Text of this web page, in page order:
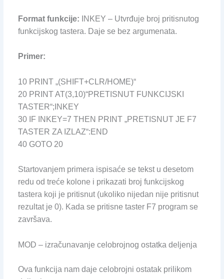
Format funkcije: INKEY – Utvrđuje broj pritisnutog
funkcijskog tastera. Daje se bez argumenata.
Primer:
10 PRINT „(SHIFT+CLR/HOME)“
20 PRINT AT(3,10)“PRETISNUT FUNKCIJSKI
TASTER“;INKEY
30 IF INKEY=7 THEN PRINT „PRETISNUT JE F7
TASTER ZA IZLAZ“:END
40 GOTO 20
Startovanjem primera ispisaće se tekst u desetom
redu od treće kolone i prikazati broj funkcijskog
tastera koji je pritisnut (ukoliko nijedan nije pritisnut
rezultat je 0). Kada se pritisne taster F7 program se
završava.
MOD – izračunavanje celobrojnog ostatka deljenja
Ova funkcija nam daje celobrojni ostatak prilikom